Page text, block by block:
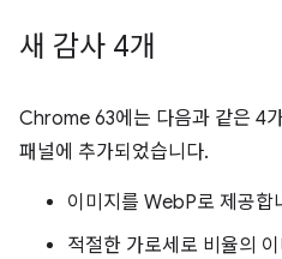
새 감사 4개
Chrome 63에는 다음과 같은 4
패널에 추가되었습니다.
이미지를 WebP로 제공합
적절한 가로세로 비율의